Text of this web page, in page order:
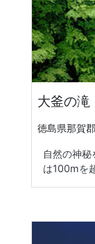
大釜の滝
徳島県那賀
自然の神
は100mを